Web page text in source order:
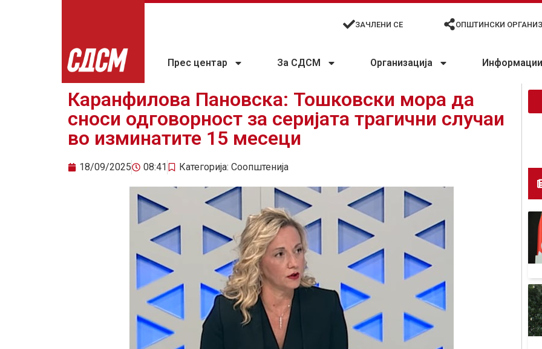
ЗАЧЛЕНИ СЕ ОПШТИНСКИ
Прес центар За СДСМ Организација Информации
Каранфилова Пановска: Тошковски мора да
сноси одговорност за серијата трагични случаи
во изминатите 15 месеци
18/09/2025 08:41 Категорија: Соопштенија